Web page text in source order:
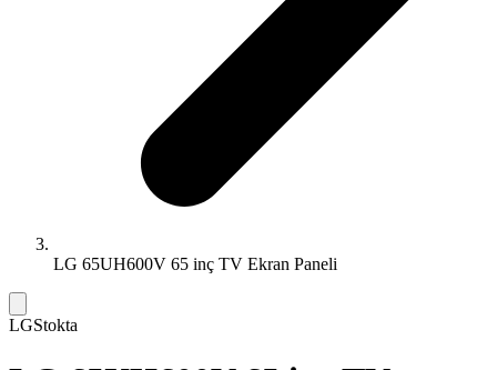
LG 65UH600V 65 inç TV Ekran Paneli
LGStokta